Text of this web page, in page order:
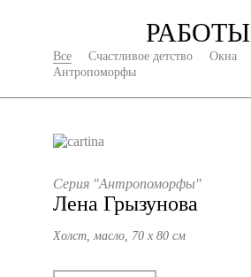
РАБОТЫ
Все Счастливое детство Окна
Антропоморфы
Серия "Антропоморфы"
Лена Грызунова
Холст, масло, 70 х 80 см